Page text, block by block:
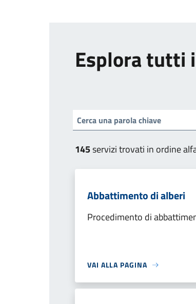
Esplora tutti
145servizi trovati in ordine
Abbattimento di alberi
Procedimento di
VAI ALLA PAGINA